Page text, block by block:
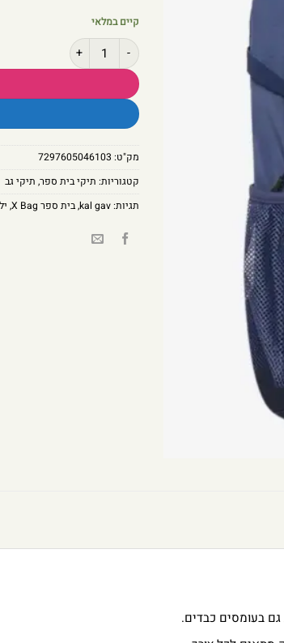
קיים במלאי
כמות של תיק מתרחב Frontier 30 נייבי
מק"ט: 7297605046103
קטגוריות: תיקי בית ספר, תיקי גב
תגיות:kal gav
,בית ספר X Bag ,
בעומסים כבדים.